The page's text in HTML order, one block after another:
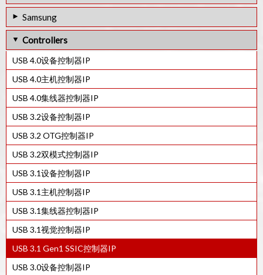
16FFC工艺的USB 3.2 Gen2 PHY IP
28HPC+工艺的USB 3.2 Gen2 PHY IP
28HPC+工艺的USB 3.2 GEN1/GEN2 PHY IP
USB 3.1 Type-C PHY IP in 55ULP
7FF工艺的USB 3.0 PHY IP
12FFC工艺的USB 3.0 PHY IP
28HPC+工艺的USB 3.0/ PCIe 2.0组合PHY IP
16FFC工艺的USB 3.0 PHY IP
22ULP工艺的USB 3.0 PHY IP
28 HPC+工艺的 USB 3.0 PHY IP
40LP工艺的USB 3.0 PHY IP
55LP工艺的USB 3.0 PHY IP
USB 3.0/ PCIE 2.0/ SATA 3.0组合PHY IP在16FFC
USB 3.0/ PCIE 2.0/ SATA 3.0 COMBO PHY IP IN 22ULP
28HPC+工艺的USB 3.0/ PCIe 2.0/ SATA 3.0组合PHY IP
28HPC工艺的USB 2.0 PHY IP
55SP/EF工艺的USB 2.0 PHY IP
40SP 工艺的USB 3.0 PHY IP
55SP/EF 工艺的USB 3.0/ PCIe 2.0/ SATA 3.0 Combo PHY IP
28HPC 工艺的 USB 3.2 Gen1/Gen2 PHY IP
55SP/EF工艺的USB 3.1 Type-C PHY IP
40LP工艺的USB 2.0 PHY IP
28HPC工艺USB 3.2/ PCIe 3.1/ SATA 3.2comboPHY IP
28HPC工艺的USB 3.0 PHY IP
USB 3.1 Type-C PHY IP in 12SF++
14SF+工艺的USB 3.0 PHY IP
12SF++工艺的USB 3.0/ PCIe 2.0/ SATA 3.0 Combo PHY IP
28SF工艺的USB 3.0/ PCIe 2.0/ SATA 3.0 Combo PHY IP
14SF+工艺的USB 3.0/ PCIe 3.0/ SATA 3.0 Combo PHY IP
14SF+工艺的USB 3.2 Gen1/Gen2 PHY IP 采用
14SF+工艺的USB 3.1 Type-C PHY IP
55LL工艺的USB 3.1 Type-C PHY IP
12SF++工艺的USB 2.0 PHY IP
14SF+工艺的USB 2.0 PHY IP
40LL工艺的USB 2.0 PHY IP
55LL工艺的USB 2.0 PHY IP
40LL工艺的USB 3.0/ PCIe 2.0/ SATA 3.0ComboPHY IP
55LL工艺的USB 3.0/ PCIe 2.0/ SATA 3.0 Combo PHY IP
Samsung
8LPP工艺的USB 3.0/ PCIe 3.0/ SATA 3.0组合PHY IP
8LPP工艺的USB 3.0/ PCIe 2.0/ SATA 3.0 Combo PHY IP
Controllers
USB 4.0设备控制器IP
USB 4.0主机控制器IP
USB 4.0集线器控制器IP
USB 3.2设备控制器IP
USB 3.2 OTG控制器IP
USB 3.2双模式控制器IP
USB 3.1设备控制器IP
USB 3.1主机控制器IP
USB 3.1集线器控制器IP
USB 3.1视觉控制器IP
USB 3.1 Gen1 SSIC控制器IP
USB 3.0设备控制器IP